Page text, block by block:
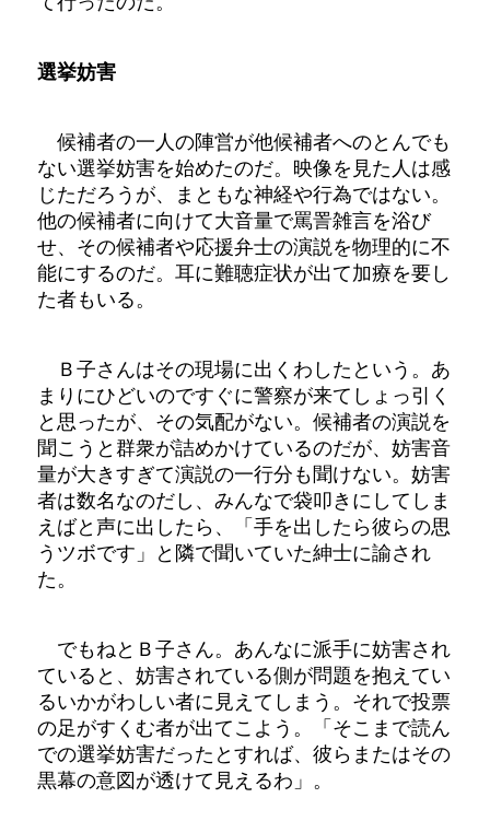
選挙妨害
候補者の一人の陣営が他候補者へのとんでも
ない選挙妨害を始めたのだ。映像を見た人は感
じただろうが、まともな神経や行為ではない。
他の候補者に向けて大音量で罵詈雑言を浴び
せ、その候補者や応援弁士の演説を物理的に不
能にするのだ。耳に難聴症状が出て加療を要し
た者もいる。
Ｂ子さんはその現場に出くわしたという。あ
まりにひどいのですぐに警察が来てしょっ引く
と思ったが、その気配がない。候補者の演説を
聞こうと群衆が詰めかけているのだが、妨害音
量が大きすぎて演説の一行分も聞けない。妨害
者は数名なのだし、みんなで袋叩きにしてしま
えばと声に出したら、「手を出したら彼らの思
うツボです」と隣で聞いていた紳士に諭され
た。
でもねとＢ子さん。あんなに派手に妨害され
ていると、妨害されている側が問題を抱えてい
るいかがわしい者に見えてしまう。それで投票
の足がすくむ者が出てこよう。「そこまで読ん
での選挙妨害だったとすれば、彼らまたはその
黒幕の意図が透けて見えるわ」。